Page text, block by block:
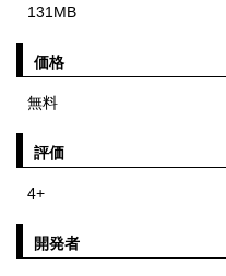
131MB
価格
無料
評価
4+
開発者